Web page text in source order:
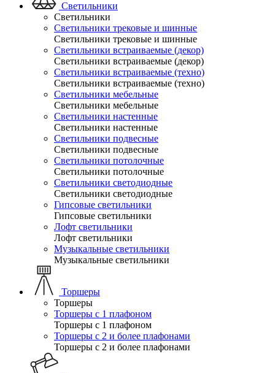
Светильники
Светильники
Светильники трековые и шинные
Светильники трековые и шинные
Светильники встраиваемые (декор)
Светильники встраиваемые (декор)
Светильники встраиваемые (техно)
Светильники встраиваемые (техно)
Светильники мебельные
Светильники мебельные
Светильники настенные
Светильники настенные
Светильники подвесные
Светильники подвесные
Светильники потолочные
Светильники потолочные
Светильники светодиодные
Светильники светодиодные
Гипсовые светильники
Гипсовые светильники
Лофт светильники
Лофт светильники
Музыкальные светильники
Музыкальные светильники
Торшеры
Торшеры
Торшеры с 1 плафоном
Торшеры с 1 плафоном
Торшеры с 2 и более плафонами
Торшеры с 2 и более плафонами